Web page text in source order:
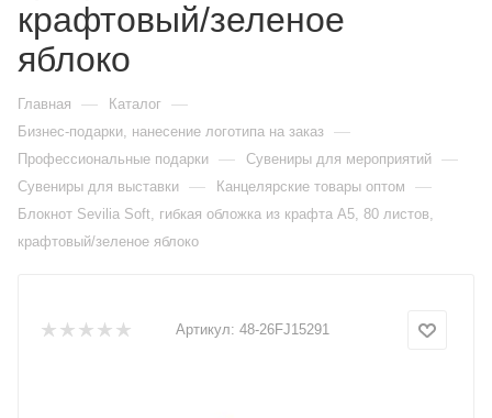
крафтовый/зеленое
яблоко
Главная — Каталог —
Бизнес-подарки, нанесение логотипа на заказ —
Профессиональные подарки — Сувениры для мероприятий —
Сувениры для выставки — Канцелярские товары оптом —
Блокнот Sevilia Soft, гибкая обложка из крафта A5, 80 листов,
крафтовый/зеленое яблоко
Артикул: 48-26FJ15291